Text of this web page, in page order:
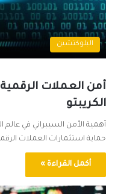
البلوكتشين
أمن العملات
الكريبتو
أهمية الأمن السيبراني في عالم
حماية استثمارات العملات
أكمل القراءة »